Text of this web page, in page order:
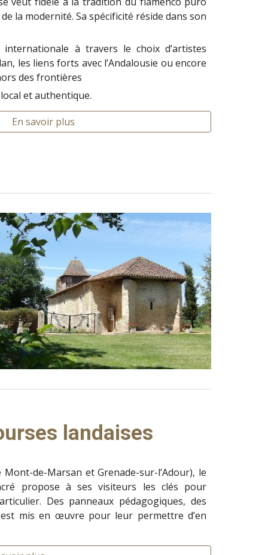
la modernité. Sa spécificité réside dans son
à travers le choix d’artistes
les liens forts avec l’Andalousie ou encore
des frontières
et authentique.
En savoir plus
landaises
de-Marsan et Grenade-sur-l’Adour), le
propose à ses visiteurs les clés pour
Des panneaux pédagogiques, des
mis en œuvre pour leur permettre d’en